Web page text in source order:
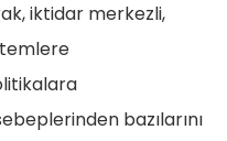
iktidar merkezli,
bazılarını